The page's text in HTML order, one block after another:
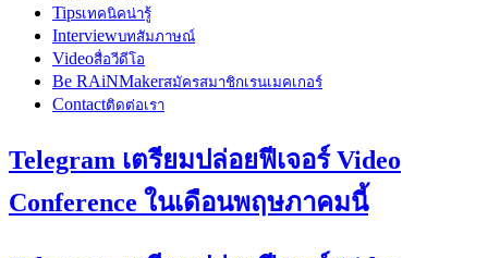
Tipsเทคนิคน่ารู้
Interviewบทสัมภาษณ์
Videoสื่อวีดีโอ
Be RAiNMakerสมัครสมาชิกเรนเมคเกอร์
Contactติดต่อเรา
Telegram เตรียมปล่อยฟีเจอร์ Video
Conference ในเดือนพฤษภาคมนี้